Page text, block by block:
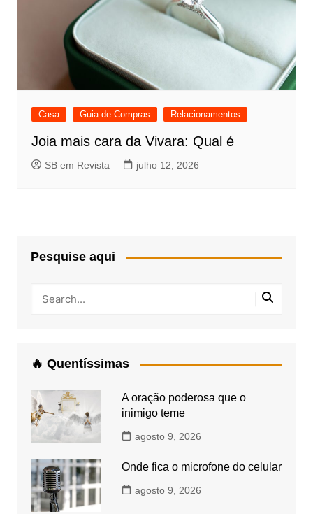
Casa Guia de Compras Relacionamentos
Joia mais cara da Vivara: Qual é
SB em Revista julho 12, 2026
Pesquise aqui
🔥 Quentíssimas
A oração poderosa que o
inimigo teme
agosto 9, 2026
Onde fica o microfone do celular
agosto 9, 2026